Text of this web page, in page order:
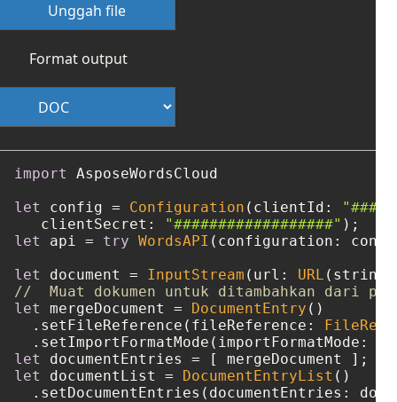
Unggah file
Format output
import
AsposeWordsCloud
let
config = Configuration (clientId:
   clientSecret:
"##################"
let
api = try WordsAPI (configuration:
let
document = InputStream (url: URL
//  Muat dokumen untuk ditambahkan dari
let
mergeDocument = DocumentEntry ()
  .setFileReference(fileReference:
  .setImportFormatMode(importFormatMode:
let
documentEntries =
let
documentList = DocumentEntryList ()
.setDocumentEntries(documentEntries: